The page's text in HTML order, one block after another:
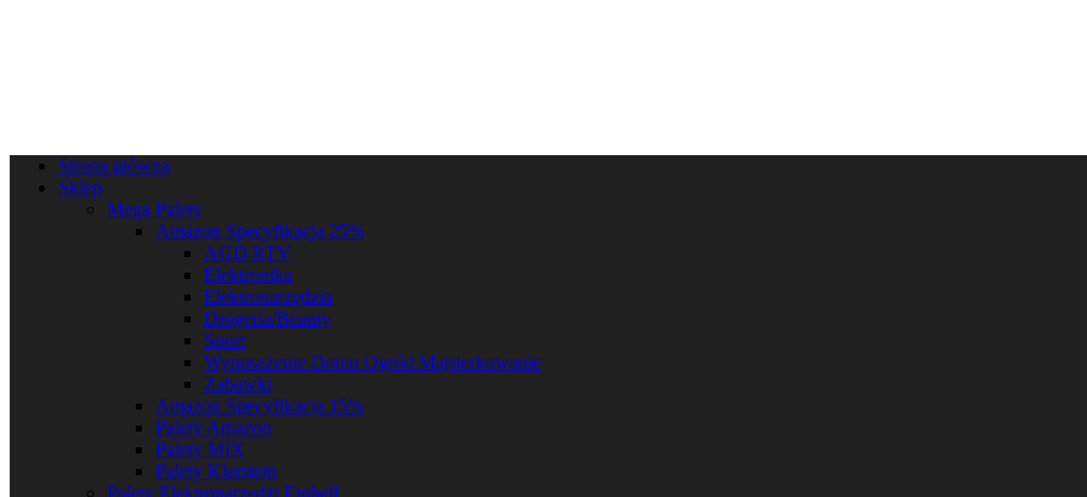
Strona główna
Sklep
Mega Palety
Amazon Specyfikacja 25%
AGD RTV
Elektronika
Elektronarzędzia
Drogeria/Beauty
Sport
Wyposażenie Domu Ogród Majsterkowanie
Zabawki
Amazon Specyfikacja 15%
Palety Amazon
Palety MIX
Palety Klarstein
Palety Elektronarzędzi Einhell